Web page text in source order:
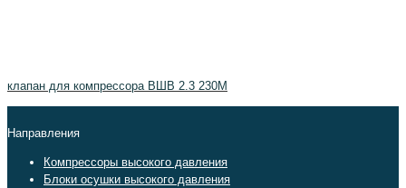
клапан для компрессора ВШВ 2.3 230М
Направления
Компрессоры высокого давления
Блоки осушки высокого давления